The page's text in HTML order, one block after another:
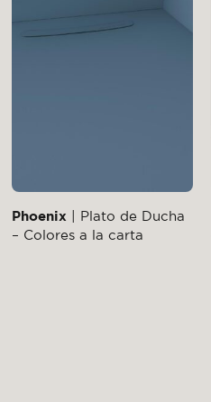
Phoenix | Plato de Ducha
– Colores a la carta